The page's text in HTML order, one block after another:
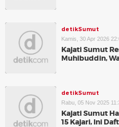
detikSumut
Kamis, 30 Apr 2026
Kajati Sumut
Muhibuddin,
detikSumut
Rabu, 05 Nov 2025
Kajati Sumut
15 Kajari, Ini